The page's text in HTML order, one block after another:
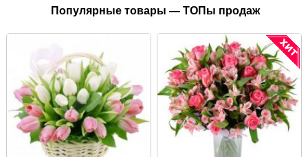
Популярные товары — ТОПы продаж